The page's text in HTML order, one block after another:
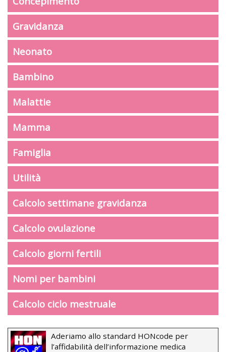
Gravidanza
Neonato
Bambino
Malattie
Mamma
Famiglia
Utilità
Calcolo settimane gravidanza
Calcolo ovulazione
Calcolo giorni fertili
Nomi per bambini
Calcolo ciclo mestruale
Aderiamo allo standard HONcode per
l’affidabilità dell’informazione medica